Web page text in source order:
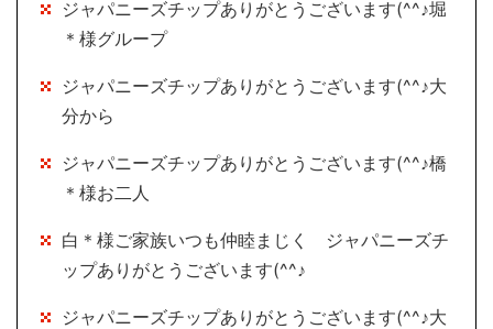
ジャパニーズチップありがとうございます(^^♪堀
＊様グループ
ジャパニーズチップありがとうございます(^^♪大
分から
ジャパニーズチップありがとうございます(^^♪橋
＊様お二人
白＊様ご家族いつも仲睦まじく ジャパニーズチ
ップありがとうございます(^^♪
ジャパニーズチップありがとうございます(^^♪大